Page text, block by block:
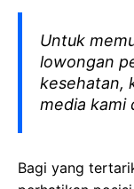
Untuk
lowongan
kesehatan,
media kami
Bagi yang